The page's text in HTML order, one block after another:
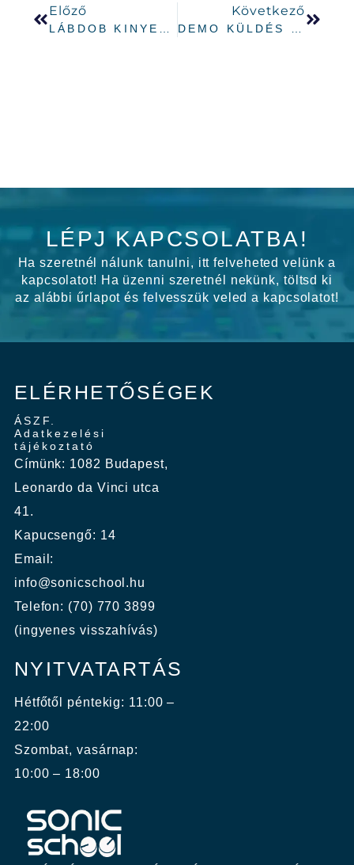
Előző Következő
LÉPJ KAPCSOLATBA!
Ha szeretnél nálunk tanulni, itt felveheted velünk a
kapcsolatot! Ha üzenni szeretnél nekünk, töltsd ki
az alábbi űrlapot és felvesszük veled a kapcsolatot!
ELÉRHETŐSÉGEK
ÁSZF.
Adatkezelési
tájékoztató
Címünk: 1082 Budapest,
Leonardo da Vinci utca
41.
Kapucsengő: 14
Email:
info@sonicschool.hu
Telefon: (70) 770 3899
(ingyenes visszahívás)
NYITVATARTÁS
Hétfőtől péntekig: 11:00 –
22:00
Szombat, vasárnap:
10:00 – 18:00